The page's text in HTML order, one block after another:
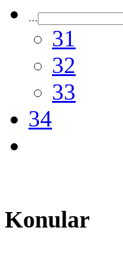
…
31
32
33
34
Konular